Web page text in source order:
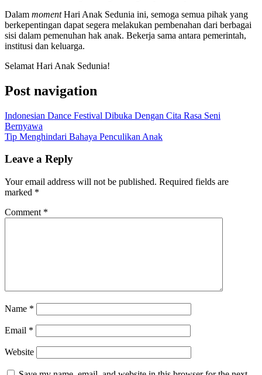
Dalam moment Hari Anak Sedunia ini, semoga semua pihak yang
berkepentingan dapat segera melakukan pembenahan dari berbagai
sisi dalam pemenuhan hak anak. Bekerja sama antara pemerintah,
institusi dan keluarga.
Selamat Hari Anak Sedunia!
Post navigation
Indonesian Dance Festival Dibuka Dengan Cita Rasa Seni
Bernyawa
Tip Menghindari Bahaya Penculikan Anak
Leave a Reply
Your email address will not be published. Required fields are
marked *
Comment *
Name *
Email *
Website